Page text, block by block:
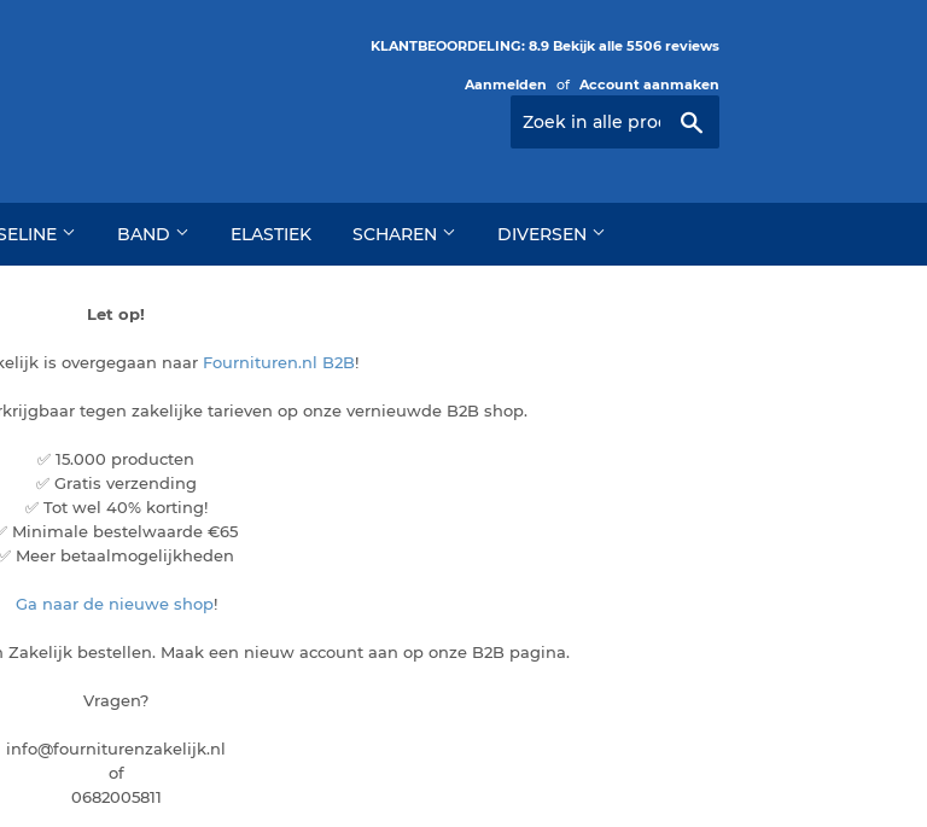
KLANTBEOORDELING: 8.9 Bekijk alle 5506 reviews
Aanmelden of Account aanmaken
BAND ELASTIEK SCHAREN DIVERSEN
Let op!
is overgegaan naar Fournituren.nl B2B!
tegen zakelijke tarieven op onze vernieuwde B2B shop.
✅ 15.000 producten
✅ Gratis verzending
✅ Tot wel 40% korting!
Minimale bestelwaarde €65
Meer betaalmogelijkheden
Ga naar de nieuwe shop!
Zakelijk bestellen. Maak een nieuw account aan op onze B2B pagina.
Vragen?
info@fourniturenzakelijk.nl
of
0682005811